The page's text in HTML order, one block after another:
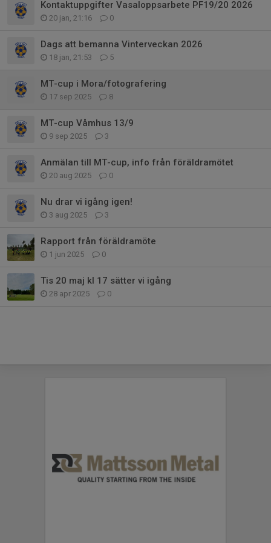
Kontaktuppgifter Vasaloppsarbete PF19/20 2026
20 jan, 21:16 0
Dags att bemanna Vinterveckan 2026
18 jan, 21:53 5
MT-cup i Mora/fotografering
17 sep 2025 8
MT-cup Våmhus 13/9
9 sep 2025 3
Anmälan till MT-cup, info från föräldramötet
20 aug 2025 0
Nu drar vi igång igen!
3 aug 2025 3
Rapport från föräldramöte
1 jun 2025 0
Tis 20 maj kl 17 sätter vi igång
28 apr 2025 0